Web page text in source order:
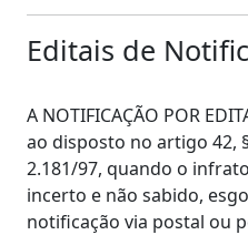
Editais de
A NOTIFICAÇÃO POR
ao disposto no artigo 42,
2.181/97, quando o
incerto e não sabido,
notificação via postal ou